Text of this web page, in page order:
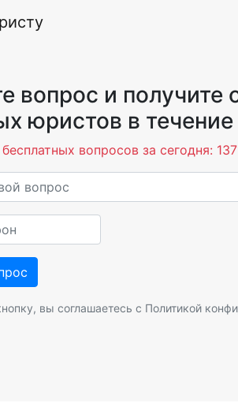
вопрос и получите
юристов в
вопросов за сегодня:
вы соглашаетесь с Политикой